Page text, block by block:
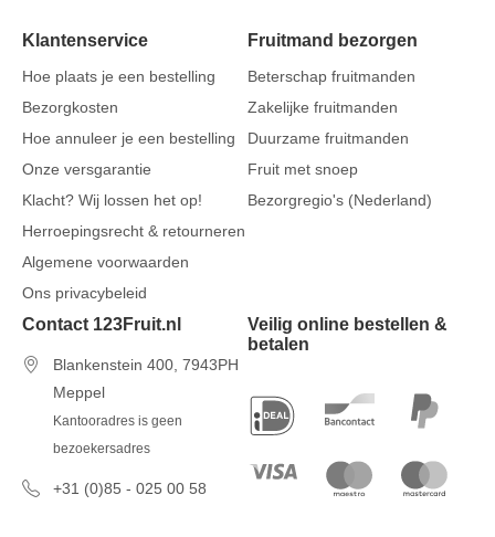
Klantenservice
Hoe plaats je een bestelling
Bezorgkosten
Hoe annuleer je een bestelling
Onze versgarantie
Klacht? Wij lossen het op!
Herroepingsrecht & retourneren
Algemene voorwaarden
Ons privacybeleid
Fruitmand bezorgen
Beterschap fruitmanden
Zakelijke fruitmanden
Duurzame fruitmanden
Fruit met snoep
Bezorgregio's (Nederland)
Contact 123Fruit.nl
Blankenstein 400, 7943PH
Meppel
Kantooradres is geen
bezoekersadres
+31 (0)85 - 025 00 58
Veilig online bestellen &
betalen